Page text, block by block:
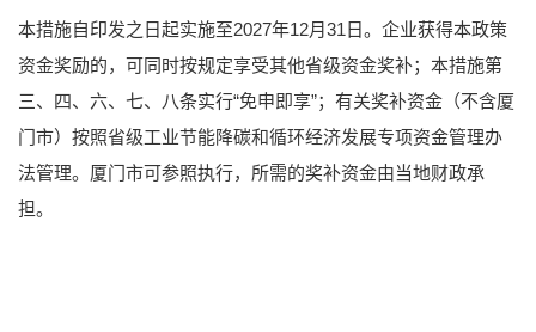
本措施自印发之日起实施至2027年12月31日。企业获得本政策
资金奖励的，可同时按规定享受其他省级资金奖补；本措施第
三、四、六、七、八条实行“免申即享”；有关奖补资金（不含厦
门市）按照省级工业节能降碳和循环经济发展专项资金管理办
法管理。厦门市可参照执行，所需的奖补资金由当地财政承
担。